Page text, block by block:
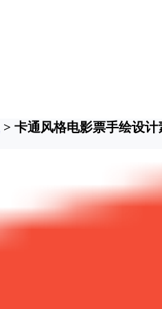
> 卡通风格电影票手绘设计